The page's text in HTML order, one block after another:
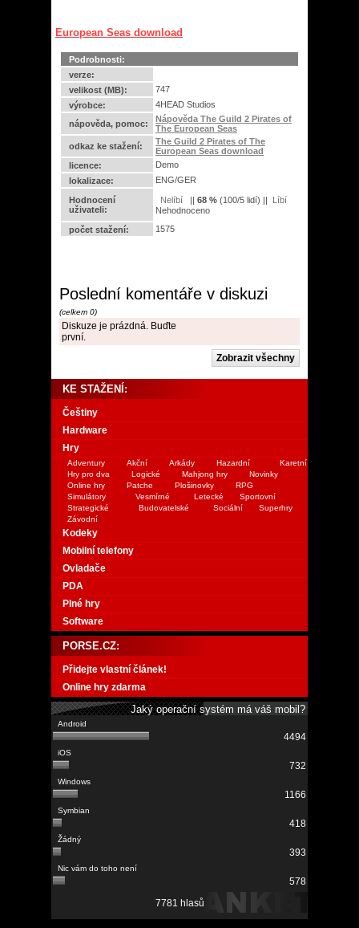
European Seas download
Podrobnosti:
verze:
velikost (MB):
747
výrobce:
4HEAD Studios
nápověda, pomoc:
Nápověda The Guild 2 Pirates of
The European Seas
odkaz ke stažení:
The Guild 2 Pirates of The
European Seas download
licence:
Demo
lokalizace:
ENG/GER
Hodnocení
uživateli:
|| 68 % (100/5 lidí) ||
Nehodnoceno
počet stažení:
1575
Poslední komentáře v diskuzi
(celkem 0)
Diskuze je prázdná. Buďte
první.
KE STAŽENÍ:
Češtiny
Hardware
Hry
Adventury Akční Arkády Hazardní
Karetní
Hry pro dva
Logické Mahjong hry
Novinky
Online hry
Patche Plošinovky
RPG
Simulátory
Vesmírné Letecké
Sportovní
Strategické
Budovatelské Sociální
Superhry
Závodní
Kodeky
Mobilní telefony
Ovladače
PDA
Plné hry
Software
PORSE.CZ:
Přidejte vlastní článek!
Online hry zdarma
Jaký operační systém má váš mobil?
4494
732
1166
418
393
578
7781 hlasů